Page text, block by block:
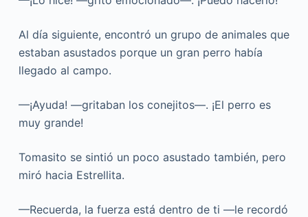
Al día siguiente, encontró un grupo de animales que
estaban asustados porque un gran perro había
llegado al campo.
—¡Ayuda! —gritaban los conejitos—. ¡El perro es
muy grande!
Tomasito se sintió un poco asustado también, pero
miró hacia Estrellita.
—Recuerda, la fuerza está dentro de ti —le recordó